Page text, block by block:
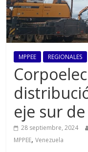
MPPEE REGIONALES
eje sur
28 septiembre, 2024
MPPEE,Venezuela